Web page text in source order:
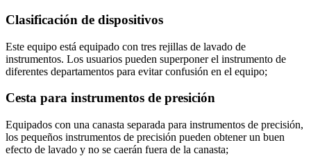
Clasificación de dispositivos
Este equipo está equipado con tres rejillas de lavado de
instrumentos. Los usuarios pueden superponer el instrumento de
diferentes departamentos para evitar confusión en el equipo;
Cesta para instrumentos de presición
Equipados con una canasta separada para instrumentos de precisión,
los pequeños instrumentos de precisión pueden obtener un buen
efecto de lavado y no se caerán fuera de la canasta;